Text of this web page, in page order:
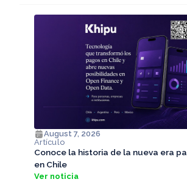
August 7, 2026
Artículo
Conoce la historia de la nueva era
en Chile
Ver noticia